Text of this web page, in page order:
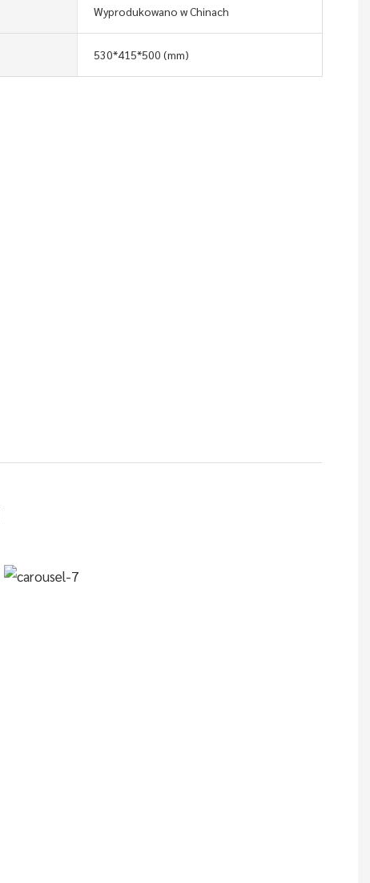
Wyprodukowano w Chinach
530*415*500 (mm)